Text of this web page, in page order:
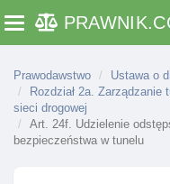
Toggle navigation
PRAWNIK
Prawodawstwo
Ustawa o
Rozdział 2a. Zarządzanie
sieci drogowej
Art. 24f. Udzielenie
bezpieczeństwa w tunelu
Art. 16zi.
poboru opłat
Rozdział 2.
Art. 17. Zakres